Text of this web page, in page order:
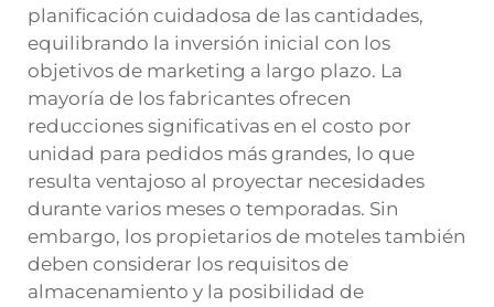
planificación cuidadosa de las cantidades,
equilibrando la inversión inicial con los
objetivos de marketing a largo plazo. La
mayoría de los fabricantes ofrecen
reducciones significativas en el costo por
unidad para pedidos más grandes, lo que
resulta ventajoso al proyectar necesidades
durante varios meses o temporadas. Sin
embargo, los propietarios de moteles también
deben considerar los requisitos de
almacenamiento y la posibilidad de